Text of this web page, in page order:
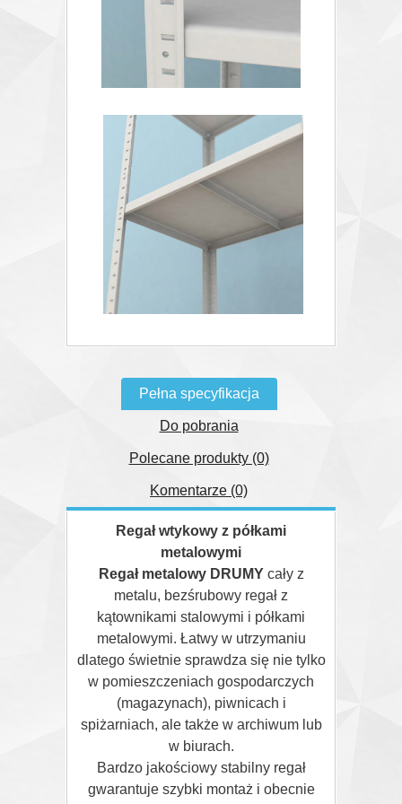
Pełna specyfikacja
Do pobrania
Polecane produkty (0)
Komentarze (0)
Regał wtykowy z półkami
metalowymi
Regał metalowy DRUMYcały z
metalu, bezśrubowy regał z
kątownikami stalowymi i półkami
metalowymi. Łatwy w utrzymaniu
dlatego świetnie sprawdza się nie tylko
w pomieszczeniach gospodarczych
(magazynach), piwnicach i
spiżarniach, ale także w archiwum lub
w biurach.
Bardzo jakościowy stabilny regał
gwarantuje szybki montaż i obecnie